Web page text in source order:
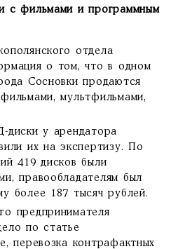
с фильмами и программным
отдела
о том, что в одном
Сосновки продаются
мультфильмами,
диски у арендатора
их на экспертизу. По
419 дисков были
правообладателям был
более 187 тысяч рублей.
предпринимателя
по статье
перевозка контрафактных